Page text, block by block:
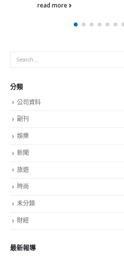
read more
分類
公司資料
副刊
娛樂
新聞
旅遊
時尚
未分類
財經
最新報導